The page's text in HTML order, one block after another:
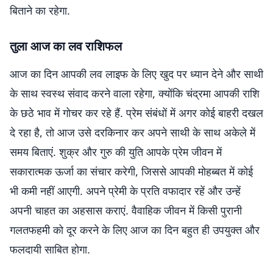
बिताने का रहेगा.
तुला आज का लव राशिफल
आज का दिन आपकी लव लाइफ के लिए खुद पर ध्यान देने और साथी
के साथ स्वस्थ संवाद करने वाला रहेगा, क्योंकि चंद्रमा आपकी राशि
के छठे भाव में गोचर कर रहे हैं. प्रेम संबंधों में अगर कोई बाहरी दखल
दे रहा है, तो आज उसे दरकिनार कर अपने साथी के साथ अकेले में
समय बिताएं. शुक्र और गुरु की युति आपके प्रेम जीवन में
सकारात्मक ऊर्जा का संचार करेगी, जिससे आपकी मोहब्बत में कोई
भी कमी नहीं आएगी. अपने प्रेमी के प्रति वफादार रहें और उन्हें
अपनी चाहत का अहसास कराएं. वैवाहिक जीवन में किसी पुरानी
गलतफहमी को दूर करने के लिए आज का दिन बहुत ही उपयुक्त और
फलदायी साबित होगा.